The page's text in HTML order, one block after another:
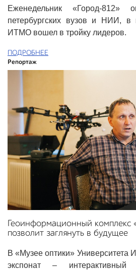
Еженедельник «Город-812»
петербургских вузов и НИИ, в
ИТМО вошел в тройку лидеров.
ПОДРОБНЕЕ
Репортаж
Геоинформационный комплекс
позволит заглянуть в будущее
В «Музее оптики»
экспонат – интерактивный